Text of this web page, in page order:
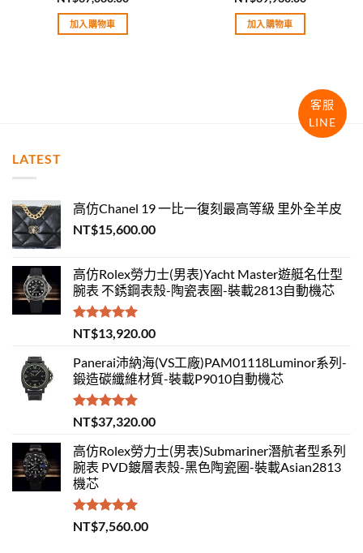
滿分 5
加入購物車
滿分 5
加入購物車
LATEST
高仿Chanel 19 一比一復刻最高等級 里外全羊皮
NT$15,600.00
高仿Rolex勞力士(男表)Yacht Master遊艇名仕型
腕表 不銹鋼表殼-陶瓷表圈-裝載2813自動機芯
評分5.00
滿分 5
NT$13,920.00
Panerai沛納海(VS工廠)PAM01118Luminor系列-
鍛造碳纖維材質-裝載P9010自動機芯
評分5.00
滿分 5
NT$37,320.00
高仿Rolex勞力士(男表)Submariner潛航者型系列
腕表 PVD鍍層表殼-黑色陶瓷圈-裝載Asian2813
機芯
評分 5.00
滿分 5
NT$7,560.00
客服
LINE